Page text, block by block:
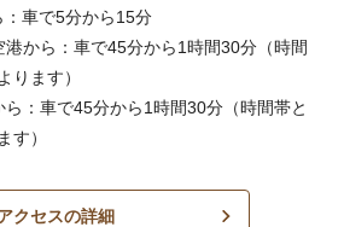
車で5分から15分
から：車で45分から1時間30分（時間
ります）
：車で45分から1時間30分（時間帯と
す）
クセスの詳細